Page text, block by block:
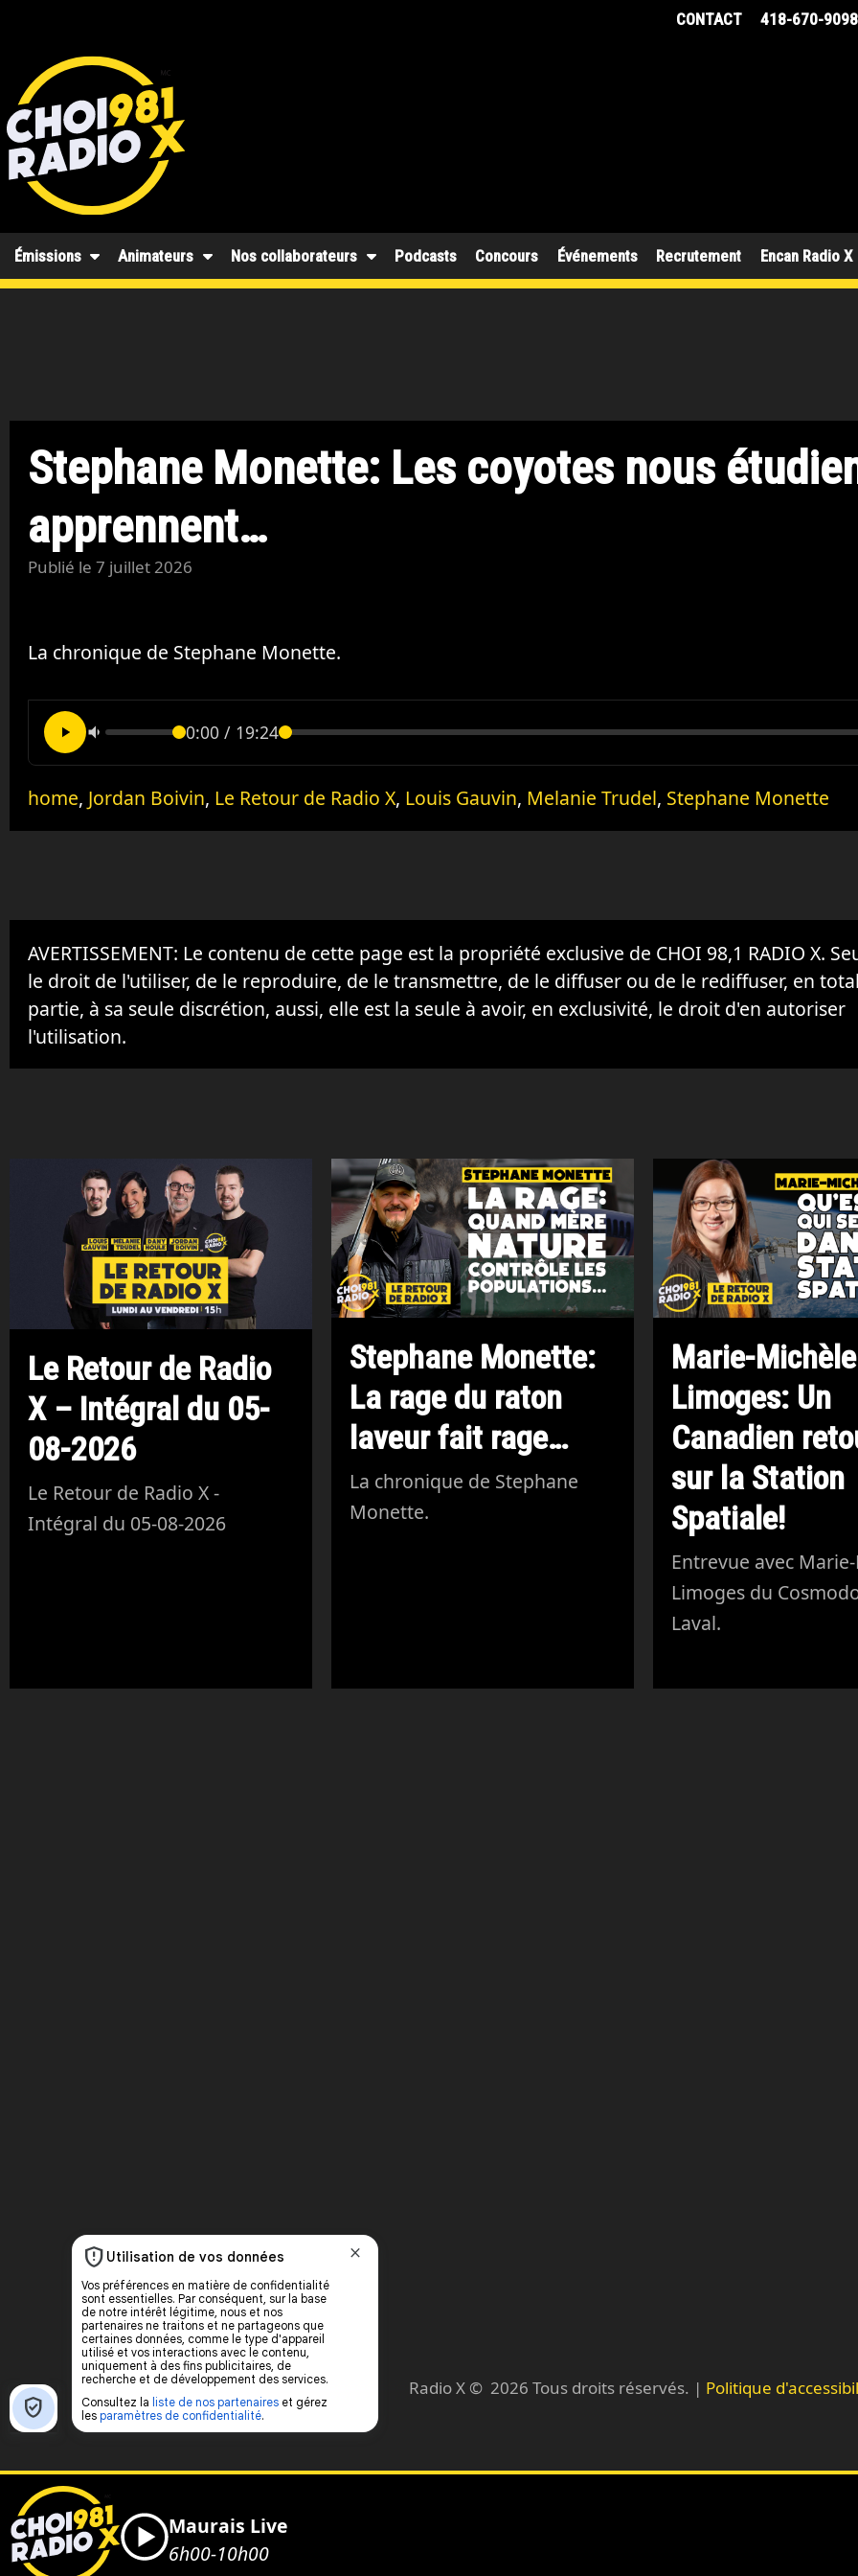
CONTACT 418-670-9098
Émissions Animateurs Nos collaborateurs Podcasts Concours Événements Recrutement Encan Radio X
Stephane Monette: Les coyotes nous
apprennent…
Publié le7 juillet 2026
La chronique de Stephane Monette.
0:00/ 19:24
home, Jordan Boivin, Le Retour de Radio X, Louis Gauvin, Melanie Trudel, Stephane Monette
AVERTISSEMENT: Le contenu de cette page est la propriété exclusive de CHOI 98,1 RADIO X.
le droit de l'utiliser, de le reproduire, de le transmettre, de le diffuser ou de le rediffuser, en
partie, à sa seule discrétion, aussi, elle est la seule à avoir, en exclusivité, le droit d'en autoriser
l'utilisation.
Le Retour de Radio
X – Intégral du 05-
08-2026
Le Retour de Radio X -
Intégral du 05-08-2026
Stephane Monette:
La rage du raton
laveur fait rage…
La chronique de Stephane
Monette.
Marie-Michèle
Limoges: Un
Canadien
sur la Station
Spatiale!
Entrevue avec
Limoges du
Laval.
Radio X © 2026 Tous droits réservés. | Politique
Maurais Live
6h00-10h00